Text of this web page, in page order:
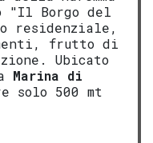
"Il Borgo del
residenziale,
frutto di
Ubicato
Marina di
solo 500 mt